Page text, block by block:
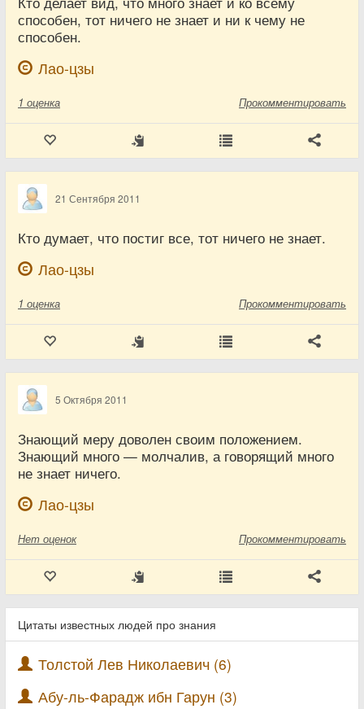
способен, тот ничего не знает и ни к чему не
способен.
Лао-цзы
1 оценка Прокомментировать
21 Сентября 2011
Кто думает, что постиг все, тот ничего не знает.
Лао-цзы
1 оценка Прокомментировать
5 Октября 2011
Знающий меру доволен своим положением.
Знающий много — молчалив, а говорящий много
не знает ничего.
Лао-цзы
Нет оценок Прокомментировать
Цитаты известных людей про знания
Толстой Лев Николаевич (6)
Абу-ль-Фарадж ибн Гарун (3)